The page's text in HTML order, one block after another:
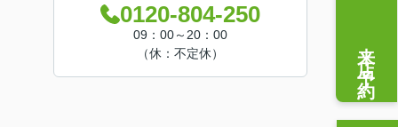
0120-804-250
09：00～20：00
（休：不定休）
来店予約